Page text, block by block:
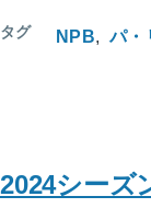
タグ NPB パ・
2024シーズ